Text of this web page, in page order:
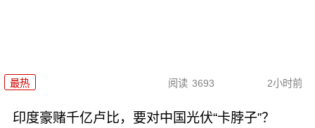
最热 阅读 3693 2小时前
印度豪赌千亿卢比，要对中国光伏“卡脖子”？